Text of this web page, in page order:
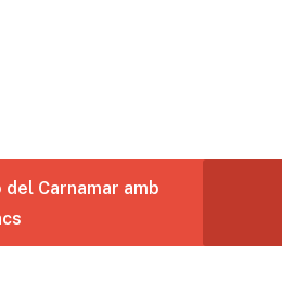
Carnamar amb